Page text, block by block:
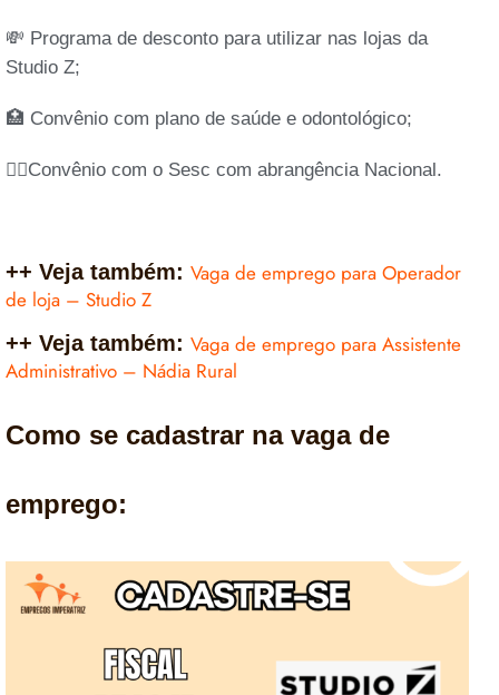
💸 Programa de desconto para utilizar nas lojas da
Studio Z;
🏥 Convênio com plano de saúde e odontológico;
🏋🏾Convênio com o Sesc com abrangência Nacional.
++ Veja também: Vaga de emprego para Operador
de loja – Studio Z
++ Veja também: Vaga de emprego para Assistente
Administrativo – Nádia Rural
Como se cadastrar na vaga de
emprego: